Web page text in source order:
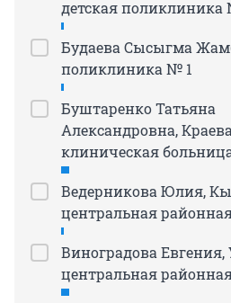
детская поликлиника
Будаева Сысыгма
поликлиника № 1
Буштаренко Татьяна
Александровна,
клиническая
Ведерникова Юлия,
центральная
Виноградова Евгения,
центральная